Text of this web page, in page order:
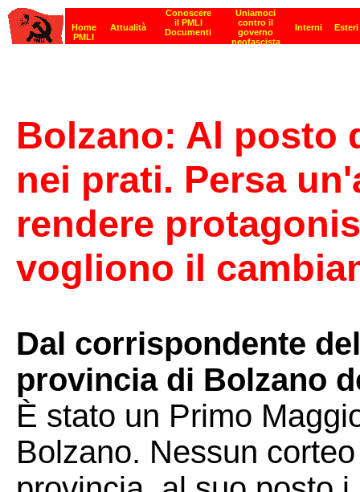
Bolzano: Al posto
nei prati. Persa
rendere
vogliono il
Dal corrispondente
provincia di Bolzano
È stato un Primo
Bolzano. Nessun